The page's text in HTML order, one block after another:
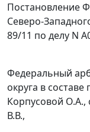
Постановление
Северо-
89/11 по делу N
Федеральный
округа в
Корпусовой О.А.,
В.В.,